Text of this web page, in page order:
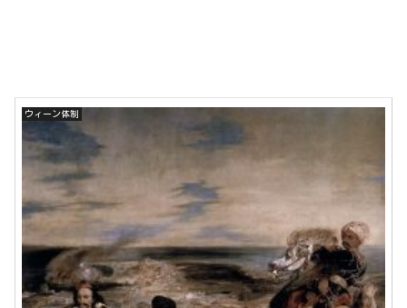
ウィーン体制